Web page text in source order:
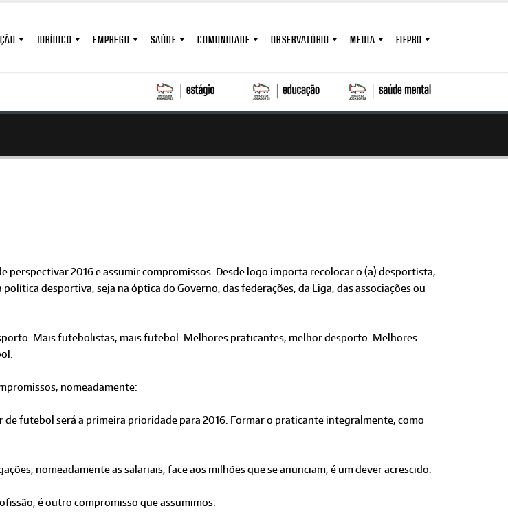
JURÍDICO EMPREGO SAÚDE COMUNIDADE OBSERVATÓRIO MEDIA FIFPRO
perspectivar 2016 e assumir compromissos. Desde logo importa recolocar o (a) desportista,
desportiva, seja na óptica do Governo, das federações, da Liga, das associações ou
Mais futebolistas, mais futebol. Melhores praticantes, melhor desporto. Melhores
nomeadamente:
de futebol será a primeira prioridade para 2016. Formar o praticante integralmente, como
nomeadamente as salariais, face aos milhões que se anunciam, é um dever acrescido.
é outro compromisso que assumimos.